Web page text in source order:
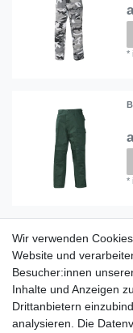
*
*
Information
Versand mit DHL
Kostenloser
Lieferung an
14 Tage
Wir verwenden
Website und
Besucher:innen
Inhalte und Anzeigen
Drittanbietern
analysieren. Die